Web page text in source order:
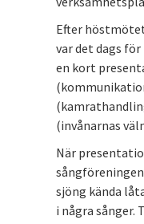
Efter
var det dags
en kort
(invånarnas
När
sjöng kända
i några sånger.